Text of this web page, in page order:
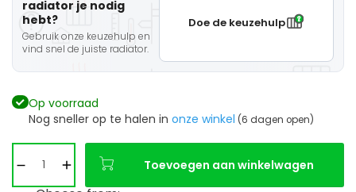
radiator je nodig
hebt?
Gebruik onze keuzehulp en
vind snel de juiste radiator.
Doe de keuzehulp
Op voorraad
Nog sneller op te halen in onze winkel (6 dagen open)
Toevoegen aan winkelwagen